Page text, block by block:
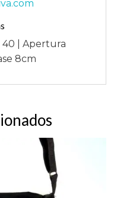
| Apertura
8cm